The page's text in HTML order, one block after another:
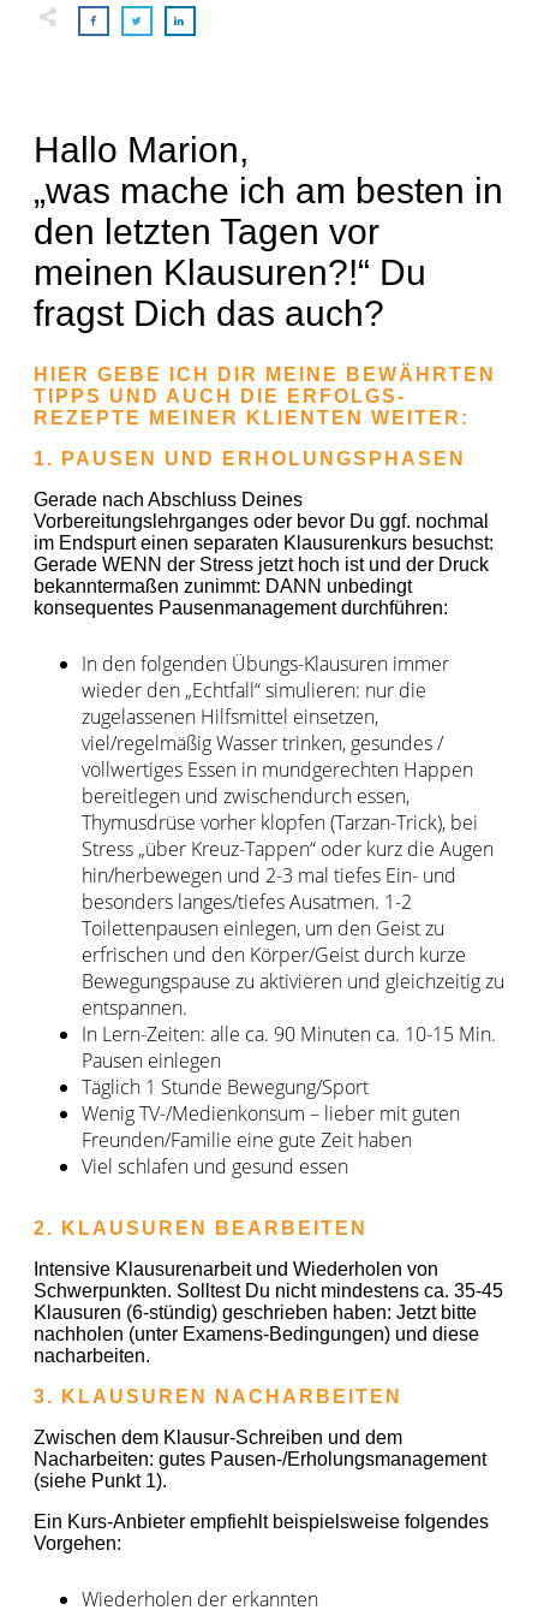
Hallo Marion,
„was mache ich am besten in
den letzten Tagen vor
meinen Klausuren?!“ Du
fragst Dich das auch?
HIER GEBE ICH DIR MEINE BEWÄHRTEN
TIPPS UND AUCH DIE ERFOLGS-
REZEPTE MEINER KLIENTEN WEITER:
1. PAUSEN UND ERHOLUNGSPHASEN
Gerade nach Abschluss Deines
Vorbereitungslehrganges oder bevor Du ggf. nochmal
im Endspurt einen separaten Klausurenkurs besuchst:
Gerade WENN der Stress jetzt hoch ist und der Druck
bekanntermaßen zunimmt: DANN unbedingt
konsequentes Pausenmanagement durchführen:
In den folgenden Übungs-Klausuren immer
wieder den „Echtfall“ simulieren: nur die
zugelassenen Hilfsmittel einsetzen,
viel/regelmäßig Wasser trinken, gesundes /
vollwertiges Essen in mundgerechten Happen
bereitlegen und zwischendurch essen,
Thymusdrüse vorher klopfen (Tarzan-Trick), bei
Stress „über Kreuz-Tappen“ oder kurz die Augen
hin/herbewegen und 2-3 mal tiefes Ein- und
besonders langes/tiefes Ausatmen. 1-2
Toilettenpausen einlegen, um den Geist zu
erfrischen und den Körper/Geist durch kurze
Bewegungspause zu aktivieren und gleichzeitig zu
entspannen.
In Lern-Zeiten: alle ca. 90 Minuten ca. 10-15 Min.
Pausen einlegen
Täglich 1 Stunde Bewegung/Sport
Wenig TV-/Medienkonsum – lieber mit guten
Freunden/Familie eine gute Zeit haben
Viel schlafen und gesund essen
2. KLAUSUREN BEARBEITEN
Intensive Klausurenarbeit und Wiederholen von
Schwerpunkten. Solltest Du nicht mindestens ca. 35-45
Klausuren (6-stündig) geschrieben haben: Jetzt bitte
nachholen (unter Examens-Bedingungen) und diese
nacharbeiten.
3. KLAUSUREN NACHARBEITEN
Zwischen dem Klausur-Schreiben und dem
Nacharbeiten: gutes Pausen-/Erholungsmanagement
(siehe Punkt 1).
Ein Kurs-Anbieter empfiehlt beispielsweise folgendes
Vorgehen:
Wiederholen der erkannten